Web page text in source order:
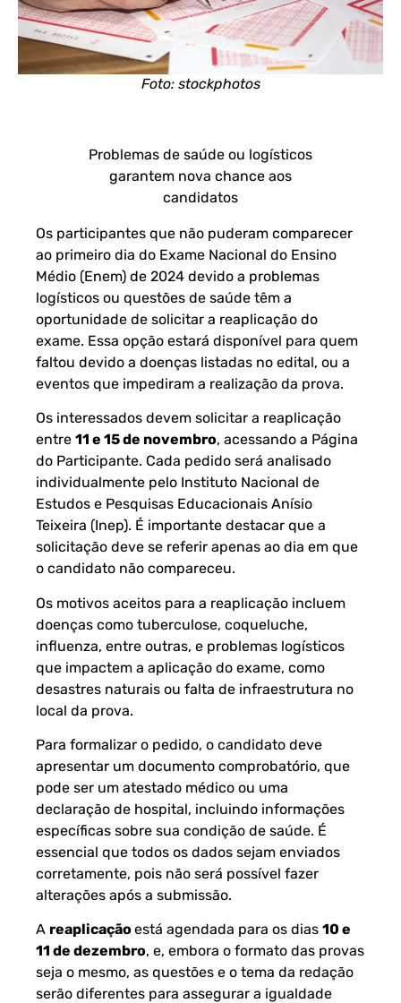
Foto: stockphotos
Problemas de saúde ou logísticos
garantem nova chance aos
candidatos
Os participantes que não puderam comparecer
ao primeiro dia do Exame Nacional do Ensino
Médio (Enem) de 2024 devido a problemas
logísticos ou questões de saúde têm a
oportunidade de solicitar a reaplicação do
exame. Essa opção estará disponível para quem
faltou devido a doenças listadas no edital, ou a
eventos que impediram a realização da prova.
Os interessados devem solicitar a reaplicação
entre 11 e 15 de novembro, acessando a Página
do Participante. Cada pedido será analisado
individualmente pelo Instituto Nacional de
Estudos e Pesquisas Educacionais Anísio
Teixeira (Inep). É importante destacar que a
solicitação deve se referir apenas ao dia em que
o candidato não compareceu.
Os motivos aceitos para a reaplicação incluem
doenças como tuberculose, coqueluche,
influenza, entre outras, e problemas logísticos
que impactem a aplicação do exame, como
desastres naturais ou falta de infraestrutura no
local da prova.
Para formalizar o pedido, o candidato deve
apresentar um documento comprobatório, que
pode ser um atestado médico ou uma
declaração de hospital, incluindo informações
específicas sobre sua condição de saúde. É
essencial que todos os dados sejam enviados
corretamente, pois não será possível fazer
alterações após a submissão.
A reaplicaçãoestá agendada para os dias 10 e
11 de dezembro, e, embora o formato das provas
seja o mesmo, as questões e o tema da redação
serão diferentes para assegurar a igualdade